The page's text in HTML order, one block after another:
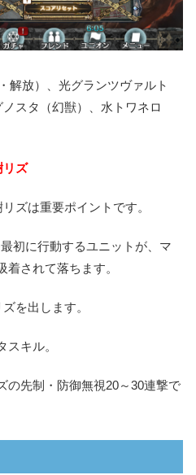
解放）、光グランツヴァルト
ノスタ（幻獣）、水トワネロ
リズ
ズは重要ポイントです。
初に行動するユニットが、マ
着されて落ちます。
を出します。
キル。
の先制・防御無視20～30連撃で